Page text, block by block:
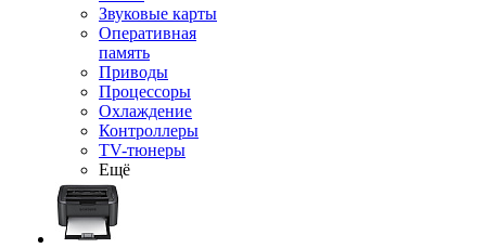
Звуковые карты
Оперативная
память
Приводы
Процессоры
Охлаждение
Контроллеры
TV-тюнеры
Ещё